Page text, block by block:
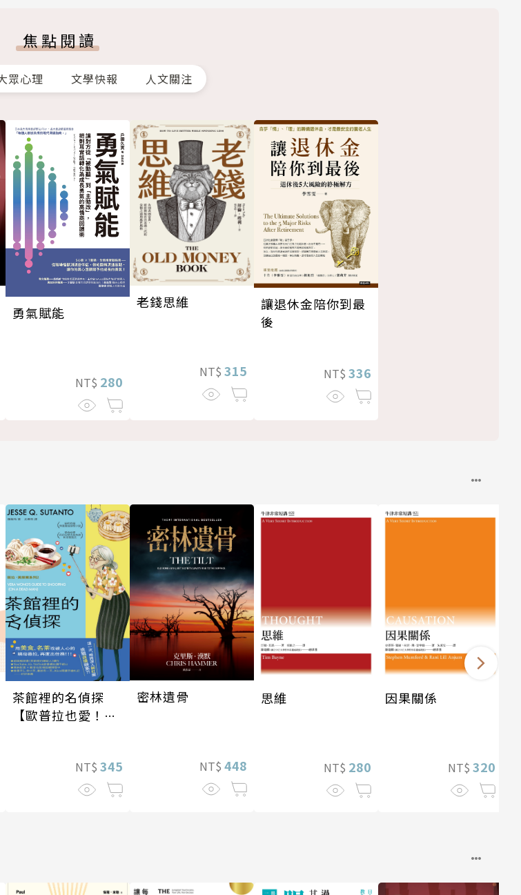
焦點閱讀
眾心理 文學快報 人文關注
勇氣賦能
NT$ 280
老錢思維
NT$ 315
讓退休金陪你到最
後
NT$ 336
茶館裡的名偵探
【歐普拉也愛！引
裡的嫌疑人》續
NT$ 345
密林遺骨
NT$ 448
思維
NT$ 280
因果關係
NT$ 320